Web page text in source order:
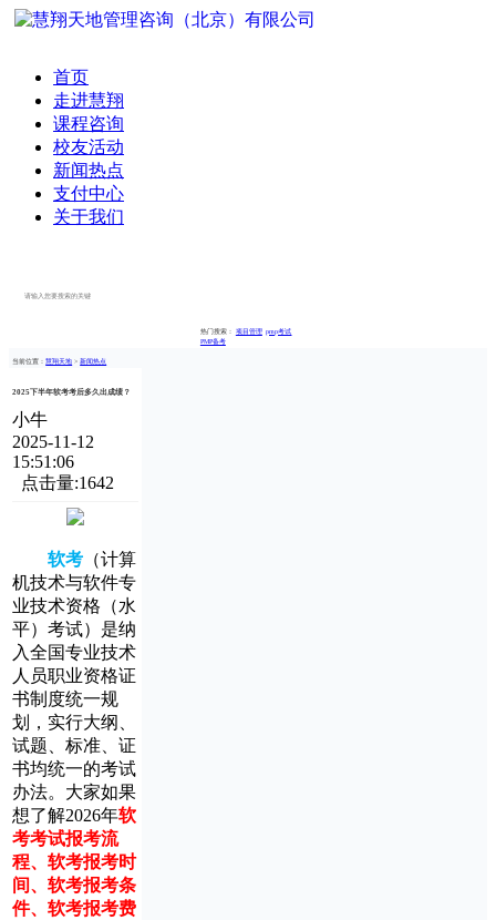
首页
走进慧翔
课程咨询
校友活动
新闻热点
支付中心
关于我们
热门搜索： 项目管理 pmp考试
PMP备考
当前位置：慧翔天地 >新闻热点
2025下半年软考考后多久出成绩？
小牛
2025-11-12
15:51:06
点击量:1642
软考 （计算
机技术与软件专
业技术资格（水
平）考试）是纳
入全国专业技术
人员职业资格证
书制度统一规
划，实行大纲、
试题、标准、证
书均统一的考试
办法。 大家如果
想了解2026年软
考考试报考流
程、软考报考时
间、软考报考条
件、软考报考费